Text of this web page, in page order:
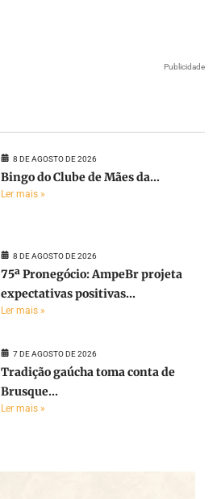
Publicidade
8 DE AGOSTO DE 2026
Bingo do Clube de Mães da...
Ler mais »
8 DE AGOSTO DE 2026
75ª Pronegócio: AmpeBr projeta
expectativas positivas...
Ler mais »
7 DE AGOSTO DE 2026
Tradição gaúcha toma conta de
Brusque...
Ler mais »